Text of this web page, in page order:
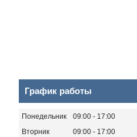
График работы
Понедельник 09:00
17:00
Вторник
09:00
17:00